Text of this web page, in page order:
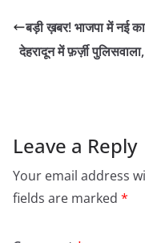
बड़ी ख़बर! भाजपा में नई
देहरादून में फ़र्ज़ी
Leave a Reply
Your email address
fields are marked *